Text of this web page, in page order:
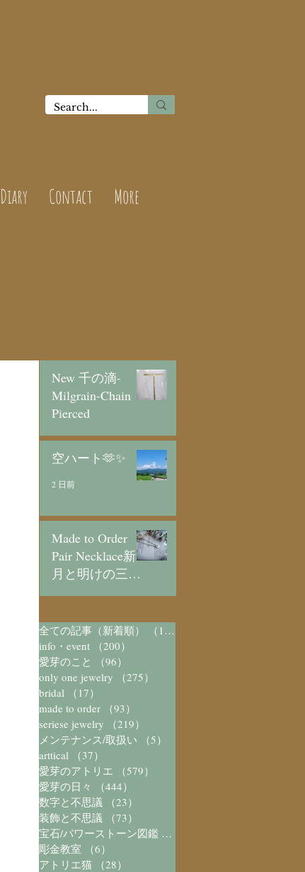
Diary Contact More
New 千の滴-
Milgrain-Chain
Pierced
24 時間前
空ハート🫶✨
2 日前
Made to Order
Pair Necklace新
月と明けの三日
4 日前
全ての記事（新着順） （1,073）
info・event
（200）
愛芽のこと
（96）
only one jewelry
（275）
bridal
（17）
made to order
（93）
seriese jewelry
（219）
メンテナンス/取扱い
（5）
arttical
（37）
愛芽のアトリエ
（579）
愛芽の日々
（444）
数字と不思議
（23）
装飾と不思議
（73）
宝石/パワーストーン図鑑 （41）
彫金教室
（6）
アトリエ猫
（28）